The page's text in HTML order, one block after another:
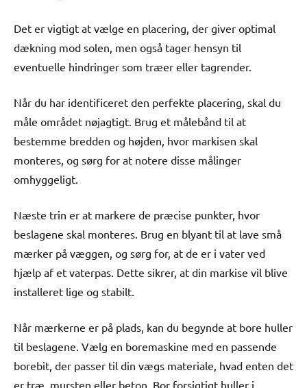
Det er vigtigt at vælge en placering, der giver optimal
dækning mod solen, men også tager hensyn til
eventuelle hindringer som træer eller tagrender.
Når du har identificeret den perfekte placering, skal du
måle området nøjagtigt. Brug et målebånd til at
bestemme bredden og højden, hvor markisen skal
monteres, og sørg for at notere disse målinger
omhyggeligt.
Næste trin er at markere de præcise punkter, hvor
beslagene skal monteres. Brug en blyant til at lave små
mærker på væggen, og sørg for, at de er i vater ved
hjælp af et vaterpas. Dette sikrer, at din markise vil blive
installeret lige og stabilt.
Når mærkerne er på plads, kan du begynde at bore huller
til beslagene. Vælg en boremaskine med en passende
borebit, der passer til din vægs materiale, hvad enten det
er træ, mursten eller beton. Bor forsigtigt huller i